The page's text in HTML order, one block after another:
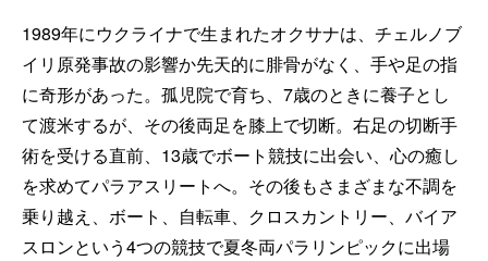
1989年にウクライナで生まれたオクサナは、チェルノブ
イリ原発事故の影響か先天的に腓骨がなく、手や足の指
に奇形があった。孤児院で育ち、7歳のときに養子とし
て渡米するが、その後両足を膝上で切断。右足の切断手
術を受ける直前、13歳でボート競技に出会い、心の癒し
を求めてパラアスリートへ。その後もさまざまな不調を
乗り越え、ボート、自転車、クロスカントリー、バイア
スロンという4つの競技で夏冬両パラリンピックに出場